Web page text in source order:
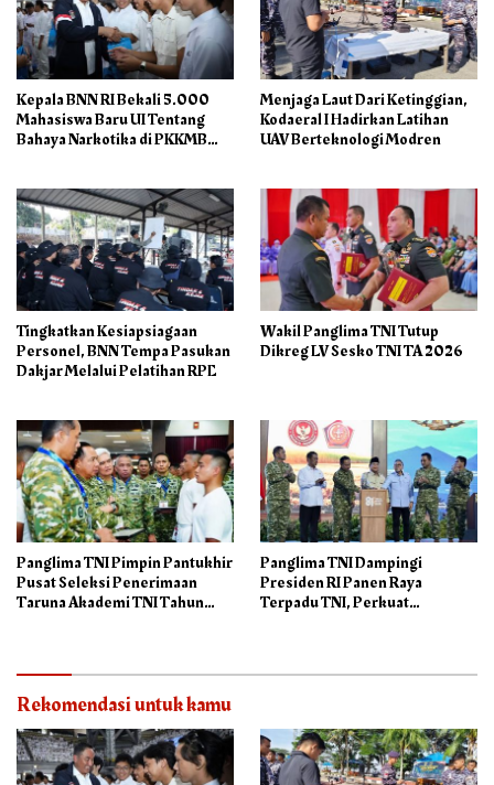
Kepala BNN RI Bekali 5.000
Mahasiswa Baru UI Tentang
Bahaya Narkotika di PKKMB
Menjaga Laut Dari Ketinggian,
Kodaeral I Hadirkan Latihan
UAV Berteknologi Modren
Tingkatkan Kesiapsiagaan
Personel, BNN Tempa Pasukan
Dakjar Melalui Pelatihan RPE
Wakil Panglima TNI Tutup
Dikreg LV Sesko TNI TA 2026
Panglima TNI Pimpin Pantukhir
Pusat Seleksi Penerimaan
Taruna Akademi TNI Tahun
Panglima TNI Dampingi
Presiden RI Panen Raya
Terpadu TNI, Perkuat
Rekomendasi untuk kamu